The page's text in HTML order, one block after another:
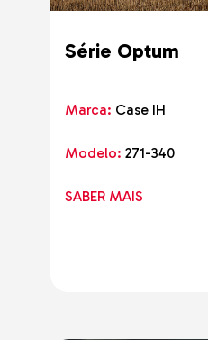
Série Optum
Marca: Case IH
Modelo: 271-340
SABER MAIS